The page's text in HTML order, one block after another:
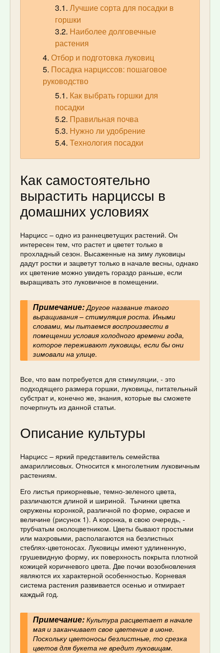
Лучшие сорта для посадки в
горшки
Наиболее долговечные
растения
Отбор и подготовка луковиц
Посадка нарциссов: пошаговое
руководство
Как выбрать горшки для
посадки
Правильная почва
Нужно ли удобрение
Технология посадки
Как самостоятельно
вырастить нарциссы в
домашних условиях
Нарцисс – одно из раннецветущих растений. Он
интересен тем, что растет и цветет только в
прохладный сезон. Высаженные на зиму луковицы
дадут ростки и зацветут только в начале весны, однако
их цветение можно увидеть гораздо раньше, если
выращивать это луковичное в помещении.
Примечание:Другое название такого
выращивания – стимуляция роста. Иными
словами, мы пытаемся воспроизвести в
помещении условия холодного времени года,
которое переживают луковицы, если бы они
зимовали на улице.
Все, что вам потребуется для стимуляции, - это
подходящего размера горшки, луковицы, питательный
субстрат и, конечно же, знания, которые вы сможете
почерпнуть из данной статьи.
Описание культуры
Нарцисс – яркий представитель семейства
амариллисовых. Относится к многолетним луковичным
растениям.
Его листья прикорневые, темно-зеленого цвета,
различаются длиной и шириной. Тычинки цветка
окружены коронкой, различной по форме, окраске и
величине (рисунок 1). А коронка, в свою очередь, -
трубчатым околоцветником. Цветы бывают простыми
или махровыми, располагаются на безлистных
стеблях-цветоносах. Луковицы имеют удлиненную,
грушевидную форму, их поверхность покрыта плотной
кожицей коричневого цвета. Две почки возобновления
являются их характерной особенностью. Корневая
система растения развивается осенью и отмирает
каждый год.
Примечание:Культура расцветает в начале
мая и заканчивает свое цветение в июне.
Поскольку цветоносы безлистные, то срезка
цветов для букета не вредит луковицам.